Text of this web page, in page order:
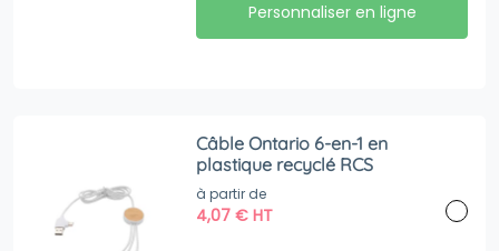
Personnaliser en ligne
Câble Ontario 6-en-1 en
plastique recyclé RCS
à partir de
4,07€ HT